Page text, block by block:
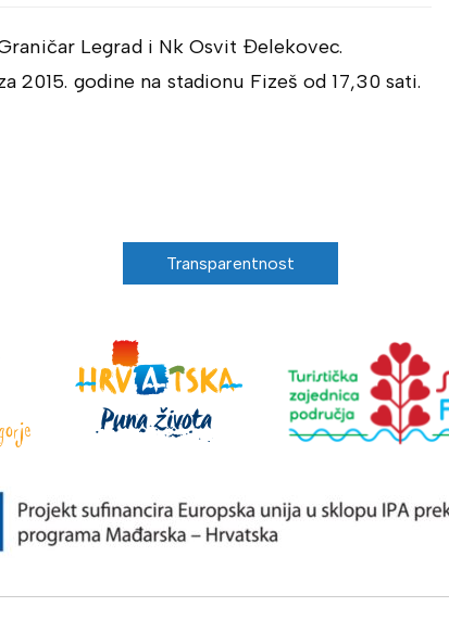
Legrad i Nk Osvit Đelekovec.
2015. godine na stadionu Fizeš od 17,30 sati.
Transparentnost